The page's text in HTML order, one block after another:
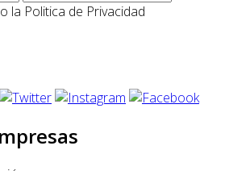
la Politica de Privacidad